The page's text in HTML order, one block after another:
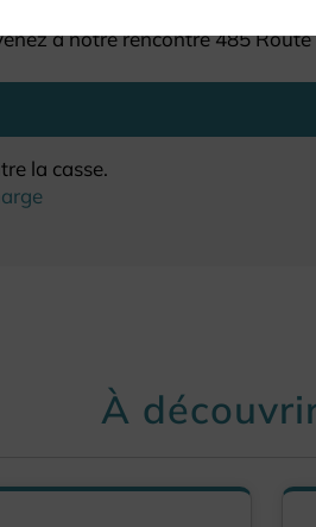
à notre rencontre 485
la casse.
À